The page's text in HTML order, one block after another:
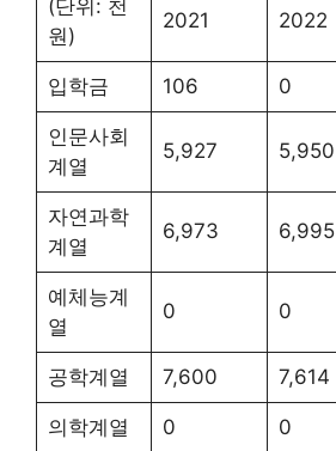
(단위: 천
원)
2021 2022
입학금 106 0
인문사회
계열
5,927 5,950
자연과학
계열
6,973 6,995
예체능계
열
0 0
공학계열 7,600 7,614
의학계열 0 0